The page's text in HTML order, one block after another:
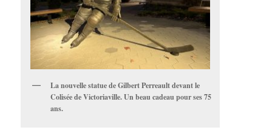
La nouvelle statue de Gilbert Perreault devant le
Colisée de Victoriaville. Un beau cadeau pour ses 75
ans.